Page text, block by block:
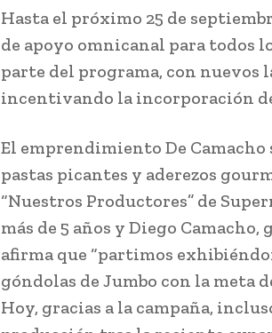
Hasta el próximo 25 de
de apoyo omnicanal para todos
parte del programa, con nuevos
incentivando la incorporación
El emprendimiento De Camacho
pastas picantes y aderezos
“Nuestros Productores” de
más de 5 años y Diego
afirma que “partimos
góndolas de Jumbo con la meta
Hoy, gracias a la campaña,